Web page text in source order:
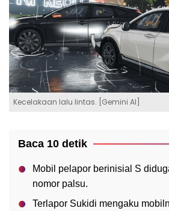
Kecelakaan lalu lintas. [Gemini AI]
Baca 10 detik
Mobil pelapor berinisial S
nomor palsu.
Terlapor Sukidi mengaku